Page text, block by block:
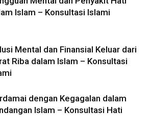
Islam – Konsultasi Islami
Mental dan Finansial Keluar dari
Riba dalam Islam – Konsultasi
dengan Kegagalan dalam
Islam – Konsultasi Hati